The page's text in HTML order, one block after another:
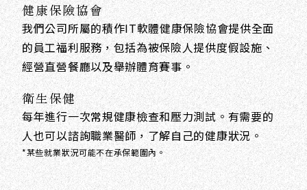
健康保險協會
我們公司所屬的積作IT軟體健康保險協會提供全面
的員工福利服務，包括為被保險人提供度假設施、
經營直營餐廳以及舉辦體育賽事。
衛生保健
每年進行一次常規健康檢查和壓力測試。有需要的
人也可以諮詢職業醫師，了解自己的健康狀況。
*某些就業狀況可能不在承保範圍內。